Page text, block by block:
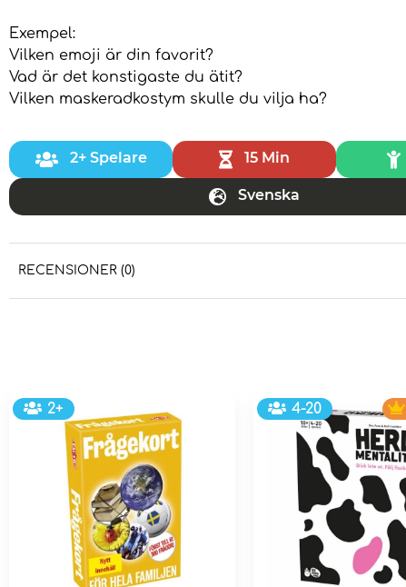
Exempel:
Vilken emoji är din favorit?
Vad är det konstigaste du ätit?
Vilken maskeradkostym skulle du vilja ha?
2+ Spelare 15 Min
Svenska
RECENSIONER (0)
2+ 4-20